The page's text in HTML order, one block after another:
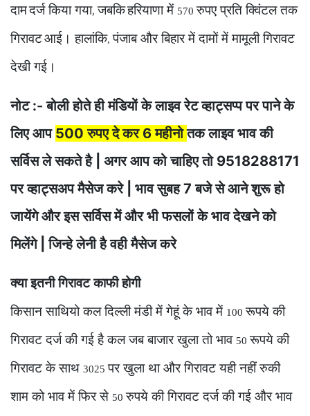
दामदर्ज किया गया,जबकिहरियाणा में 570रुपए प्रति क्विंटल तक
गिरावटआई। हालांकि,पंजाब और बिहार में दामों में मामूली गिरावट
देखी गई।
नोट :- बोली होते ही मंडियों के लाइव रेट व्हाट्सप्प पर पाने के
लिए आप 500 रुपए दे कर 6 महीनोतक लाइव भाव की
सर्विस ले सकते है | अगर आप को चाहिए तो 9518288171
पर व्हाट्सअप मैसेज करे | भाव सुबह 7 बजे से आने शुरू हो
जायेंगे और इस सर्विस में और भी फसलों के भाव देखने को
मिलेंगे | जिन्हे लेनी है वही मैसेज करे
क्या इतनी गिरावट काफी होगी
किसान साथियो कल दिल्ली मंडी में गेहूं के भाव में 100रूपये की
गिरावट दर्ज की गई है कल जब बाजार खुला तो भाव 50रूपये की
गिरावट के साथ 3025पर खुला था और गिरावट यही नहीं रुकी
शाम को भाव में फिर से 50रुपये की गिरावट दर्ज की गई और भाव